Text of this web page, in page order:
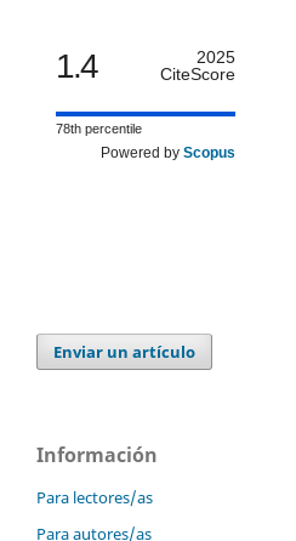
1.4
2025
CiteScore
78th percentile
Powered by Scopus
Enviar un artículo
Información
Para lectores/as
Para autores/as